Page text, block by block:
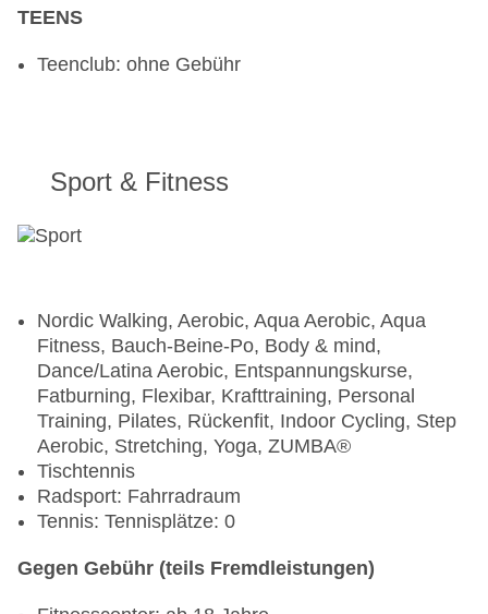
TEENS
Teenclub: ohne Gebühr
Sport & Fitness
Nordic Walking, Aerobic, Aqua Aerobic, Aqua
Fitness, Bauch-Beine-Po, Body & mind,
Dance/Latina Aerobic, Entspannungskurse,
Fatburning, Flexibar, Krafttraining, Personal
Training, Pilates, Rückenfit, Indoor Cycling, Step
Aerobic, Stretching, Yoga, ZUMBA®
Tischtennis
Radsport: Fahrradraum
Tennis: Tennisplätze: 0
Gegen Gebühr (teils Fremdleistungen)